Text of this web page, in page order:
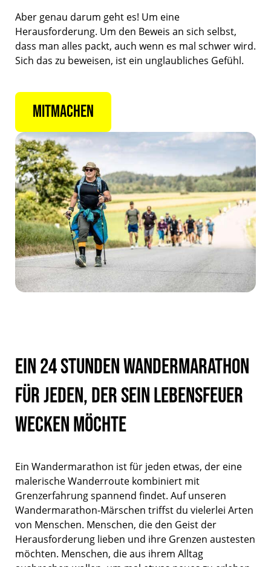
Aber genau darum geht es! Um eine
Herausforderung. Um den Beweis an sich selbst,
dass man alles packt, auch wenn es mal schwer wird.
Sich das zu beweisen, ist ein unglaubliches Gefühl.
MITMACHEN
Ein 24 Stunden Wandermarathon
für jeden, der sein Lebensfeuer
wecken möchte
Ein Wandermarathon ist für jeden etwas, der eine
malerische Wanderroute kombiniert mit
Grenzerfahrung spannend findet. Auf unseren
Wandermarathon-Märschen triffst du vielerlei Arten
von Menschen. Menschen, die den Geist der
Herausforderung lieben und ihre Grenzen austesten
möchten. Menschen, die aus ihrem Alltag